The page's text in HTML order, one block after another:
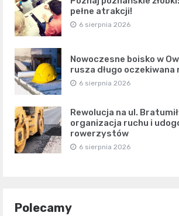
pełne atrakcji!
6 sierpnia 2026
Nowoczesne boisko w
rusza długo
6 sierpnia 2026
Rewolucja na ul.
organizacja ruchu i
rowerzystów
6 sierpnia 2026
Polecamy